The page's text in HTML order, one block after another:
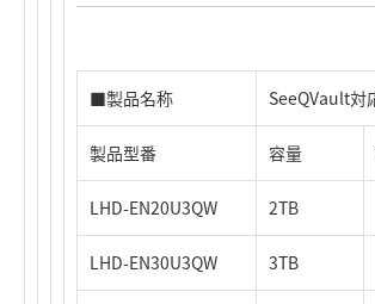
■製品名称 SeeQVault対
製品型番 容量
LHD-EN20U3QW 2TB
LHD-EN30U3QW 3TB